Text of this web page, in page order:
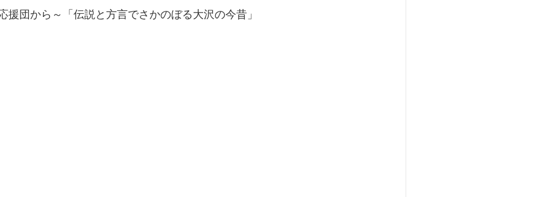
援団から～「伝説と方言でさかのぼる大沢の今昔」